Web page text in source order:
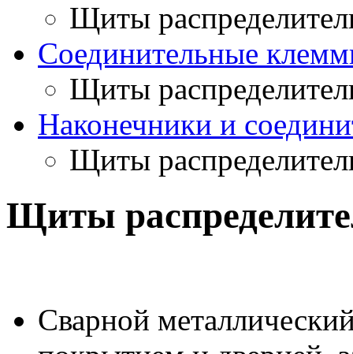
Щиты
Соединительные
Щиты
Наконечники и
Щиты
Щиты
Сварной